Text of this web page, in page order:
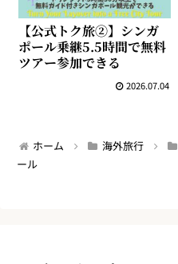
【公式トク旅②】シンガ
ポール乗継5.5時間で無料
ツアー参加できる
2026.07.04
ホーム 海外旅行
ール